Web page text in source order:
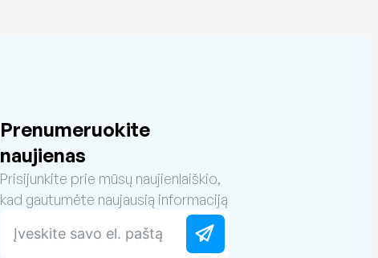
Prenumeruokite
naujienas
Prisijunkite prie mūsų naujienlaiškio,
kad gautumėte naujausią informaciją